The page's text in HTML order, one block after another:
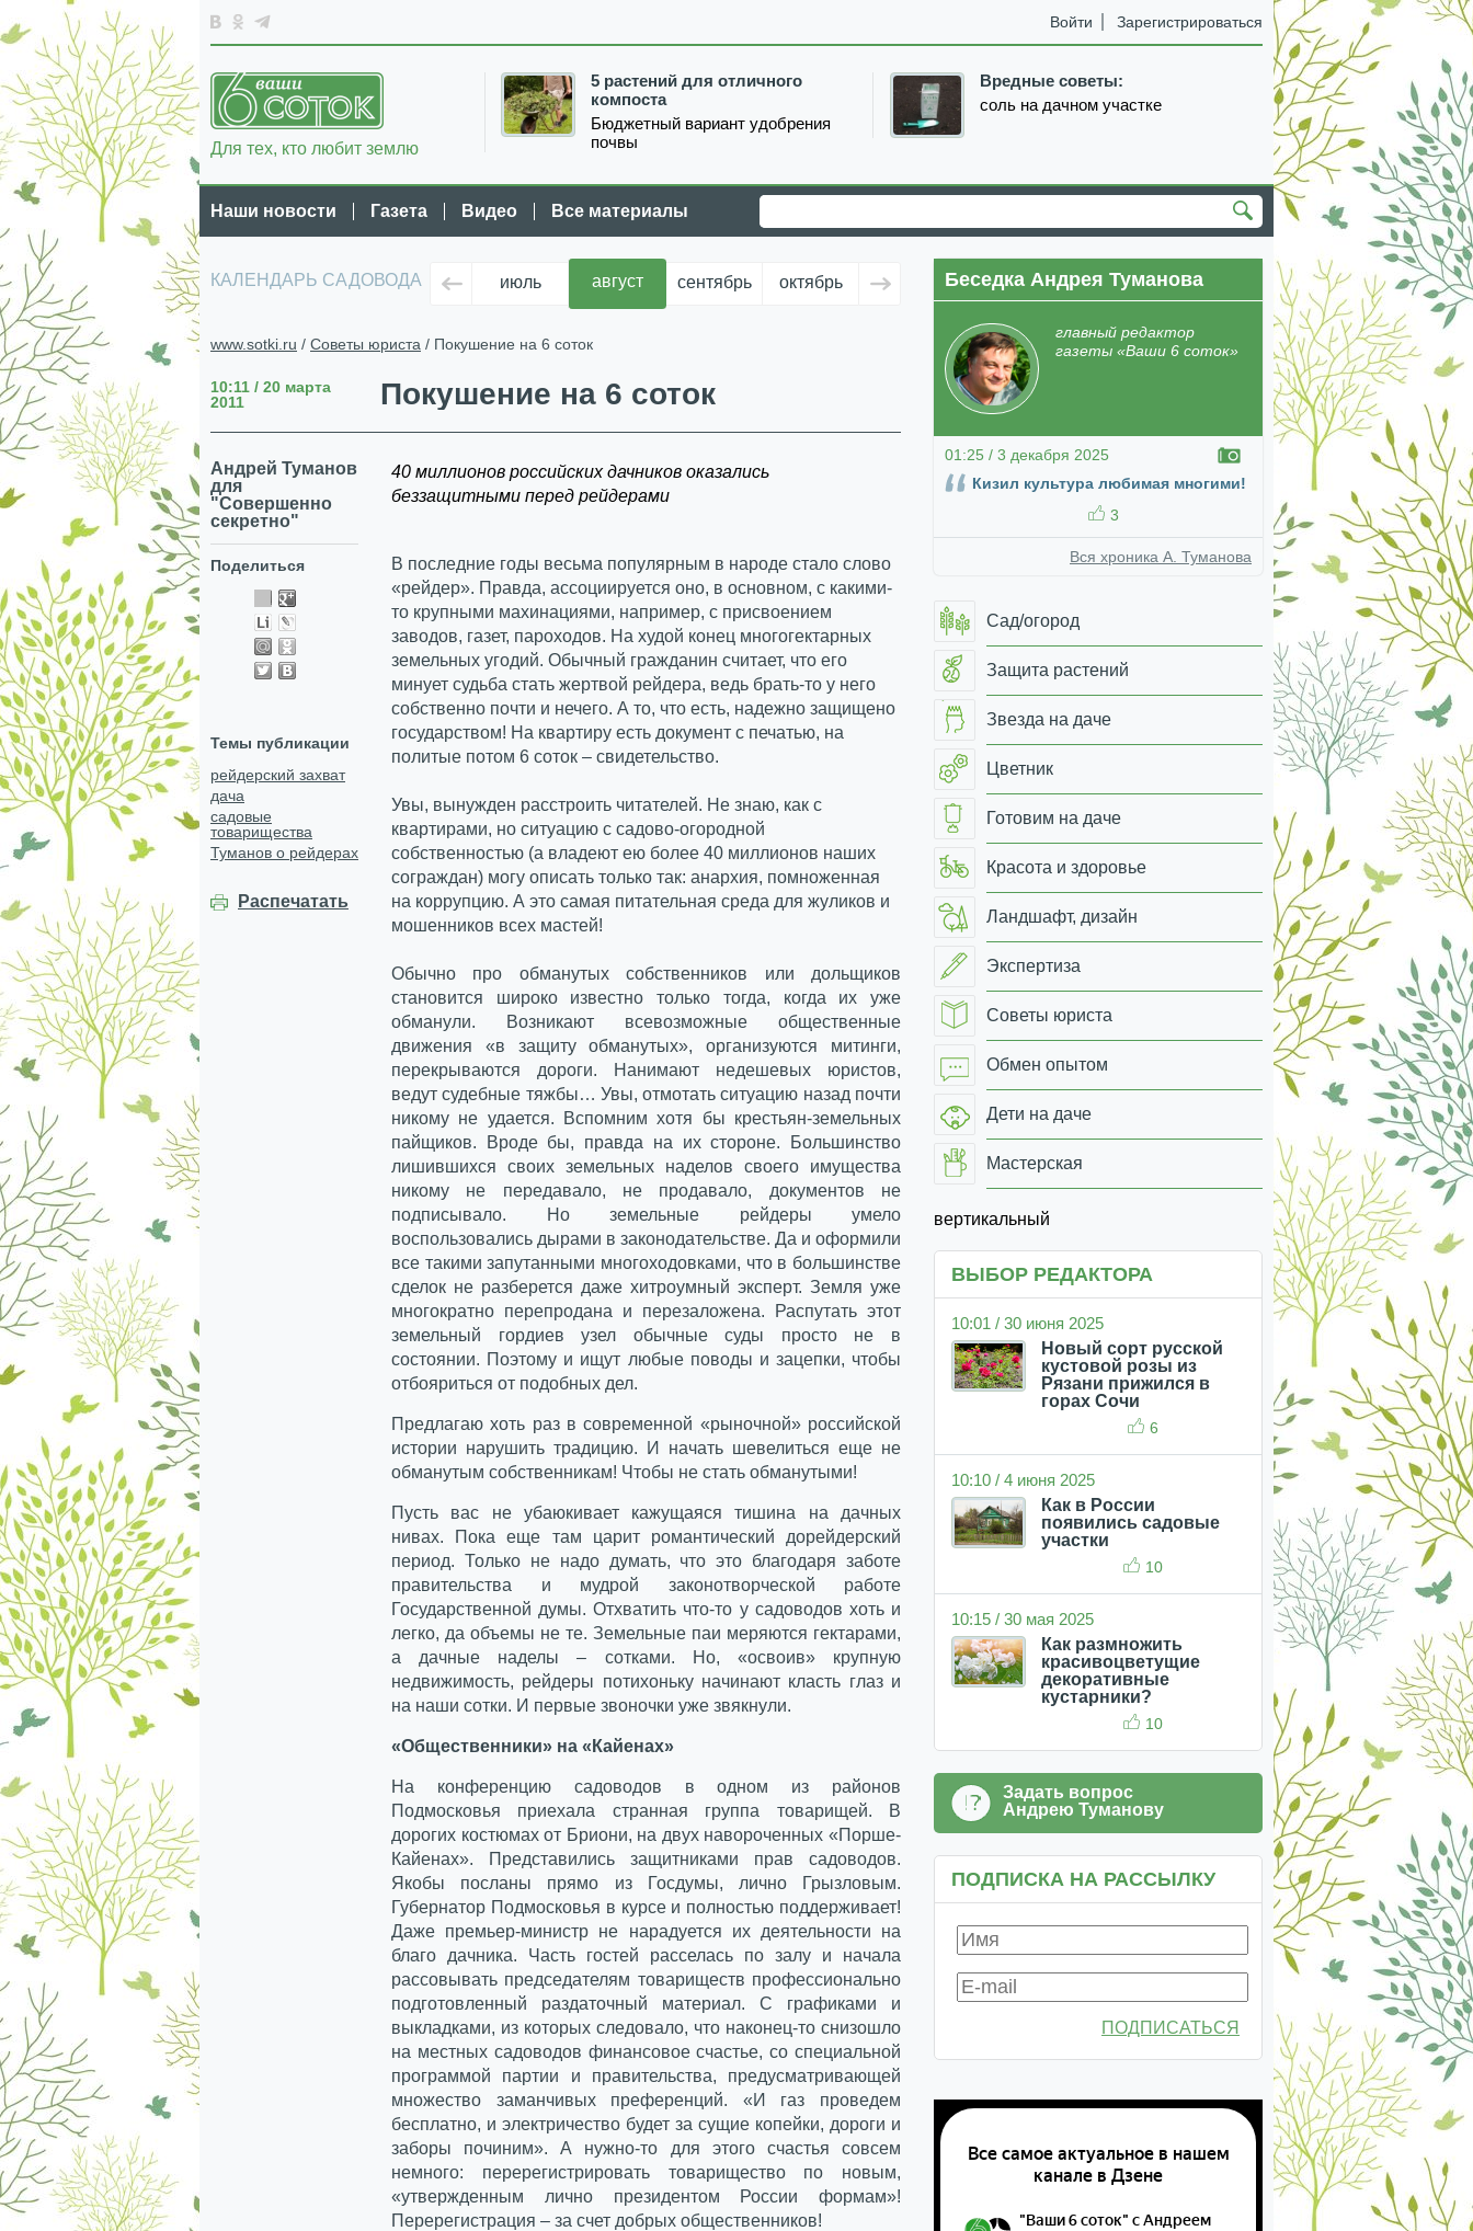
Войти Зарегистрироваться
5 растений для отличного
компоста
Бюджетный вариант удобрения
почвы
Вредные советы:
соль на дачном участке
Для тех, кто любит землю
Наши новости Газета Видео Все материалы
КАЛЕНДАРЬ САДОВОДА июль август сентябрь октябрь ноябрь декабрь январь февраль март апрель
www.sotki.ru / Советы юриста / Покушение на 6 соток
10:11 / 20 марта
2011
Покушение на 6 соток
Андрей Туманов
для
"Совершенно
секретно"
Поделиться
Темы публикации
рейдерский захват
дача
садовые
товарищества
Туманов о рейдерах
Распечатать
40 миллионов российских дачников оказались
беззащитными перед рейдерами
В последние годы весьма популярным в народе стало слово
«рейдер». Правда, ассоциируется оно, в основном, с какими-
то крупными махинациями, например, с присвоением
заводов, газет, пароходов. На худой конец многогектарных
земельных угодий. Обычный гражданин считает, что его
минует судьба стать жертвой рейдера, ведь брать-то у него
собственно почти и нечего. А то, что есть, надежно защищено
государством! На квартиру есть документ с печатью, на
политые потом 6 соток – свидетельство.
Увы, вынужден расстроить читателей. Не знаю, как с
квартирами, но ситуацию с садово-огородной
собственностью (а владеют ею более 40 миллионов наших
сограждан) могу описать только так: анархия, помноженная
на коррупцию. А это самая питательная среда для жуликов и
мошенников всех мастей!
Обычно про обманутых собственников или дольщиков
становится широко известно только тогда, когда их уже
обманули. Возникают всевозможные общественные
движения «в защиту обманутых», организуются митинги,
перекрываются дороги. Нанимают недешевых юристов,
ведут судебные тяжбы… Увы, отмотать ситуацию назад почти
никому не удается. Вспомним хотя бы крестьян-земельных
пайщиков. Вроде бы, правда на их стороне. Большинство
лишившихся своих земельных наделов своего имущества
никому не передавало, не продавало, документов не
подписывало. Но земельные рейдеры умело
воспользовались дырами в законодательстве. Да и оформили
все такими запутанными многоходовками, что в большинстве
сделок не разберется даже хитроумный эксперт. Земля уже
многократно перепродана и перезаложена. Распутать этот
земельный гордиев узел обычные суды просто не в
состоянии. Поэтому и ищут любые поводы и зацепки, чтобы
отбояриться от подобных дел.
Предлагаю хоть раз в современной «рыночной» российской
истории нарушить традицию. И начать шевелиться еще не
обманутым собственникам! Чтобы не стать обманутыми!
Пусть вас не убаюкивает кажущаяся тишина на дачных
нивах.
Пока еще там царит романтический дорейдерский
период. Только не надо думать, что это благодаря заботе
правительства и мудрой законотворческой работе
Государственной думы. Отхватить что-то у садоводов хоть и
легко, да объемы не те. Земельные паи меряются гектарами,
а дачные наделы – сотками. Но, «освоив» крупную
недвижимость, рейдеры потихоньку начинают класть глаз и
на наши сотки. И первые звоночки уже звякнули.
«Общественники» на «Кайенах»
На конференцию садоводов в одном из районов
Подмосковья приехала странная группа товарищей. В
дорогих костюмах от Бриони, на двух навороченных «Порше-
Кайенах». Представились защитниками прав садоводов.
Якобы посланы прямо из Госдумы, лично Грызловым.
Губернатор Подмосковья в курсе и полностью поддерживает!
Даже премьер-министр не нарадуется их деятельности на
благо дачника. Часть гостей расселась по залу и начала
рассовывать председателям товариществ профессионально
подготовленный раздаточный материал. С графиками и
выкладками, из которых следовало, что наконец-то снизошло
на местных садоводов финансовое счастье, со специальной
программой партии и правительства, предусматривающей
множество заманчивых преференций. «И газ проведем
бесплатно, и электричество будет за сущие копейки, дороги и
заборы починим». А нужно-то для этого счастья совсем
немного: перерегистрировать товарищество по новым,
«утвержденным лично президентом России формам»!
Перерегистрация – за счет добрых общественников!
Беседка Андрея Туманова
главный редактор
газеты «Ваши 6 соток»
01:25 / 3 декабря 2025
Кизил культура любимая многими!
3
Вся хроника А. Туманова
Сад/огород
Защита растений
Звезда на даче
Цветник
Готовим на даче
Красота и здоровье
Ландшафт, дизайн
Экспертиза
Советы юриста
Обмен опытом
Дети на даче
Мастерская
вертикальный
ВЫБОР РЕДАКТОРА
10:01 / 30 июня 2025
Новый сорт русской
кустовой розы из
Рязани прижился в
горах Сочи
6
10:10 / 4 июня 2025
Как в России
появились садовые
участки
10
10:15 / 30 мая 2025
Как размножить
красивоцветущие
декоративные
кустарники?
10
Задать вопрос
Андрею Туманову
ПОДПИСКА НА РАССЫЛКУ
ПОДПИСАТЬСЯ